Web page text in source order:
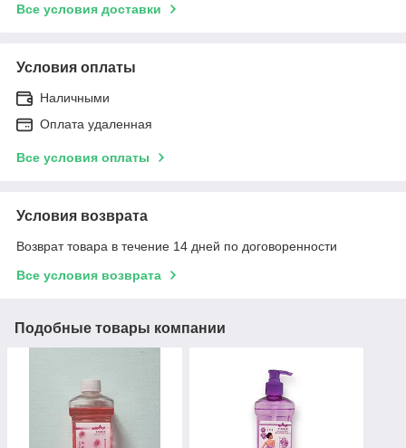
Все условия доставки
Условия оплаты
Наличными
Оплата удаленная
Все условия оплаты
Условия возврата
Возврат товара в течение 14 дней по договоренности
Все условия возврата
Подобные товары компании